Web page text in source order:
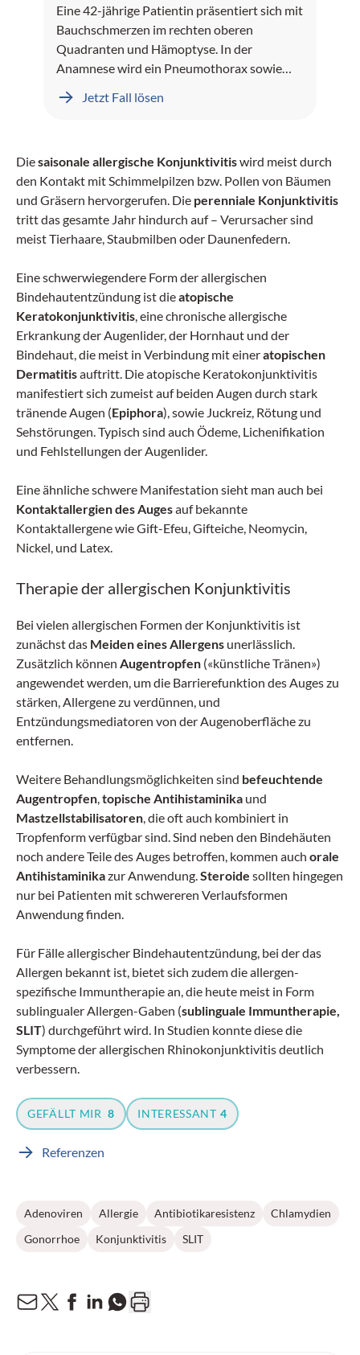
Eine 42-jährige Patientin präsentiert sich mit
Bauchschmerzen im rechten oberen
Quadranten und Hämoptyse. In der
Anamnese wird ein Pneumothorax sowie
Jetzt Fall lösen
Diesaisonale allergische Konjunktivitiswird meist durch
den Kontakt mit Schimmelpilzen bzw. Pollen von Bäumen
und Gräsern hervorgerufen. Die perenniale Konjunktivitis
tritt das gesamte Jahr hindurch auf – Verursacher sind
meist Tierhaare, Staubmilben oder Daunenfedern.
Eine schwerwiegendere Form der allergischen
Bindehautentzündung ist dieatopische
Keratokonjunktivitis , eine chronische allergische
Erkrankung der Augenlider, der Hornhaut und der
Bindehaut, die meist in Verbindung mit eineratopischen
Dermatitisauftritt. Die atopische Keratokonjunktivitis
manifestiert sich zumeist auf beiden Augen durch stark
tränende Augen (Epiphora), sowie Juckreiz, Rötung und
Sehstörungen. Typisch sind auch Ödeme, Lichenifikation
und Fehlstellungen der Augenlider.
Eine ähnliche schwere Manifestation sieht man auch bei
Kontaktallergien des Augesauf bekannte
Kontaktallergene wie Gift-Efeu, Gifteiche, Neomycin,
Nickel, und Latex.
Therapie der allergischen Konjunktivitis
Bei vielen allergischen Formen der Konjunktivitis ist
zunächst das Meiden eines Allergens unerlässlich.
Zusätzlich können Augentropfen («künstliche Tränen»)
angewendet werden, um die Barrierefunktion des Auges zu
stärken, Allergene zu verdünnen, und
Entzündungsmediatoren von der Augenoberfläche zu
entfernen.
Weitere Behandlungsmöglichkeiten sind befeuchtende
Augentropfen topische Antihistaminika und
Mastzellstabilisatoren , die oft auch kombiniert in
Tropfenform verfügbar sind. Sind neben den Bindehäuten
noch andere Teile des Auges betroffen, kommen auch orale
Antihistaminikazur Anwendung. Steroide sollten hingegen
nur bei Patienten mit schwereren Verlaufsformen
Anwendung finden.
Für Fälle allergischer Bindehautentzündung, bei der das
Allergen bekannt ist, bietet sich zudem die allergen-
spezifische Immuntherapie an, die heute meist in Form
sublingualer Allergen-Gaben (sublinguale Immuntherapie,
SLIT) durchgeführt wird. In Studien konnte diese die
Symptome der allergischen Rhinokonjunktivitis deutlich
verbessern.
GEFÄLLT MIR 8 INTERESSANT 4
Referenzen
Adenoviren Allergie Antibiotikaresistenz
Chlamydien
Gonorrhoe
Konjunktivitis SLIT